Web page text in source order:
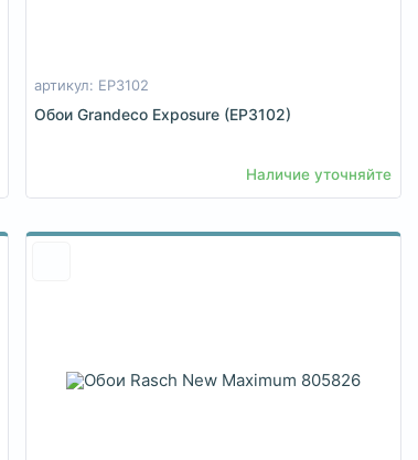
артикул: EP3102
Обои Grandeco Exposure (EP3102)
Наличие уточняйте